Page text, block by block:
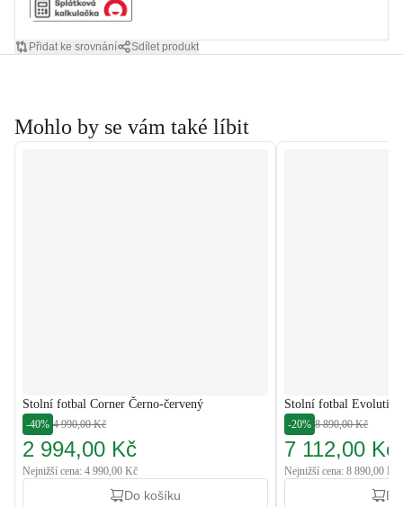
Přidat ke srovnání Sdílet produkt
Mohlo by se vám také líbit
Stolní fotbal Corner Černo-červený
-40% 4 990,00 Kč
2 994,00 Kč
Nejnižší cena: 4 990,00 Kč
Do košíku
Stolní fotbal
-20% 8 890,00 Kč
7 112,00 Kč
Nejnižší cena: 8 890,00 Kč